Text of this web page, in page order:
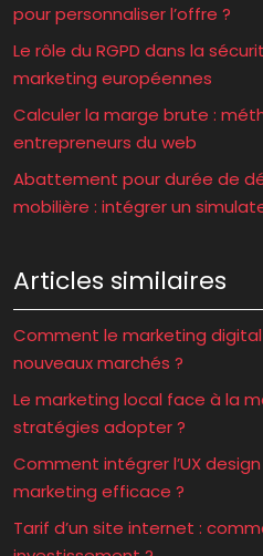
pour personnaliser l’offre ?
Le rôle du RGPD dans la
marketing européennes
Calculer la marge brute :
entrepreneurs du web
Abattement pour durée de
mobilière : intégrer un
Articles similaires
Comment le marketing
nouveaux marchés ?
Le marketing local face à la
stratégies adopter ?
Comment intégrer l’UX
marketing efficace ?
Tarif d’un site internet :